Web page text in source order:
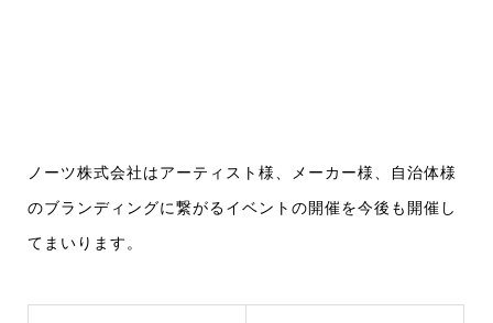
ノーツ株式会社はアーティスト様、メーカー様、自治体様
のブランディングに繋がるイベントの開催を今後も開催し
てまいります。